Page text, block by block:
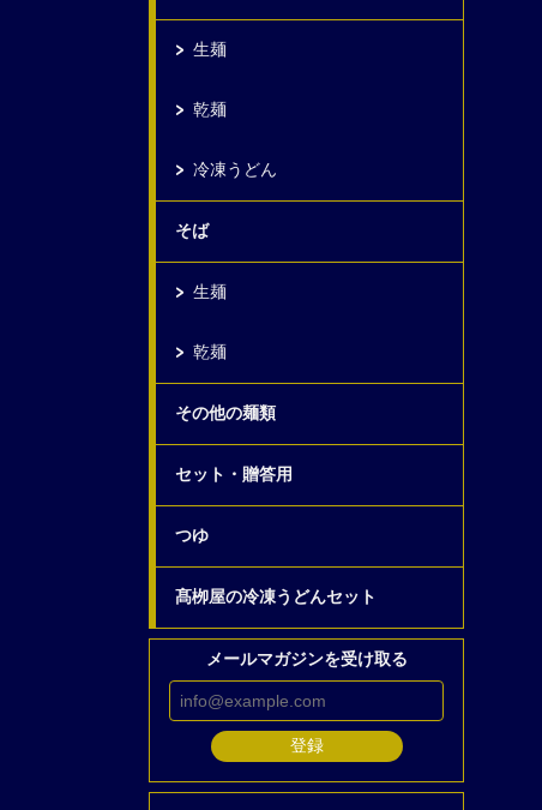
生麺
乾麺
冷凍うどん
そば
生麺
乾麺
その他の麺類
セット・贈答用
つゆ
髙栁屋の冷凍うどんセット
メールマガジンを受け取る
登録